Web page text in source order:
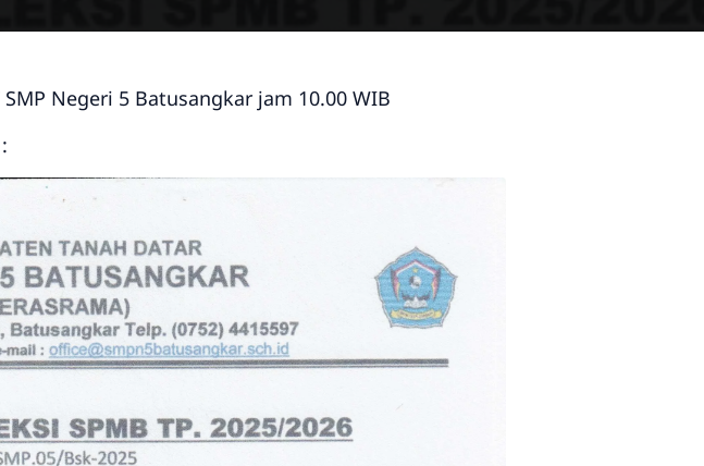
Negeri 5 Batusangkar jam 10.00 WIB